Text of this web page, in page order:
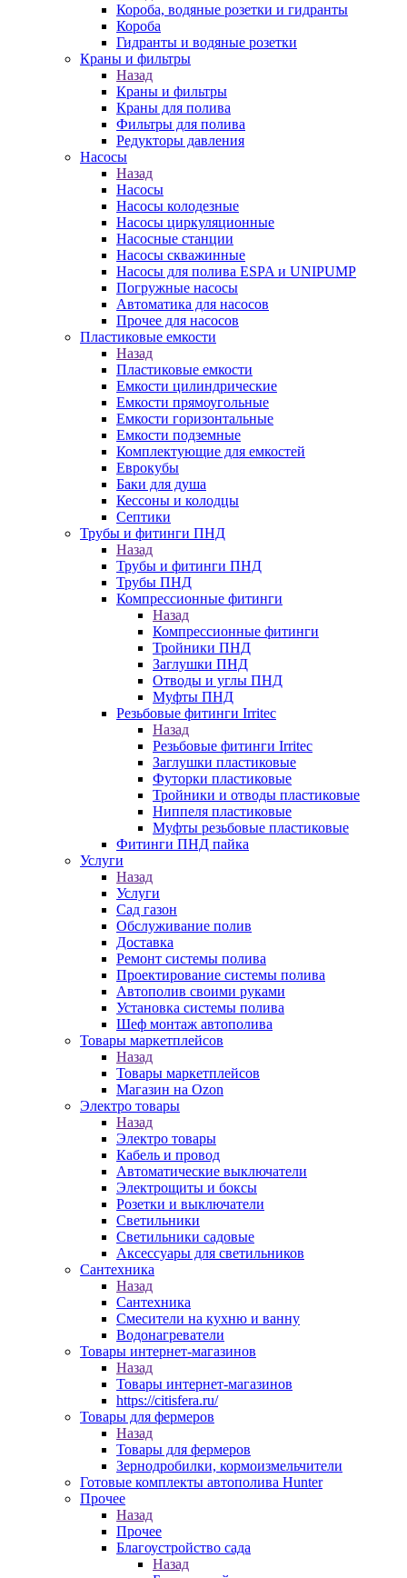
Короба, водяные розетки и гидранты
Короба
Гидранты и водяные розетки
Краны и фильтры
Назад
Краны и фильтры
Краны для полива
Фильтры для полива
Редукторы давления
Насосы
Назад
Насосы
Насосы колодезные
Насосы циркуляционные
Насосные станции
Насосы скважинные
Насосы для полива ESPA и UNIPUMP
Погружные насосы
Автоматика для насосов
Прочее для насосов
Пластиковые емкости
Назад
Пластиковые емкости
Емкости цилиндрические
Емкости прямоугольные
Емкости горизонтальные
Емкости подземные
Комплектующие для емкостей
Еврокубы
Баки для душа
Кессоны и колодцы
Септики
Трубы и фитинги ПНД
Назад
Трубы и фитинги ПНД
Трубы ПНД
Компрессионные фитинги
Назад
Компрессионные фитинги
Тройники ПНД
Заглушки ПНД
Отводы и углы ПНД
Муфты ПНД
Резьбовые фитинги Irritec
Назад
Резьбовые фитинги Irritec
Заглушки пластиковые
Футорки пластиковые
Тройники и отводы пластиковые
Ниппеля пластиковые
Муфты резьбовые пластиковые
Фитинги ПНД пайка
Услуги
Назад
Услуги
Сад газон
Обслуживание полив
Доставка
Ремонт системы полива
Проектирование системы полива
Автополив своими руками
Установка системы полива
Шеф монтаж автополива
Товары маркетплейсов
Назад
Товары маркетплейсов
Магазин на Ozon
Электро товары
Назад
Электро товары
Кабель и провод
Автоматические выключатели
Электрощиты и боксы
Розетки и выключатели
Светильники
Светильники садовые
Аксессуары для светильников
Сантехника
Назад
Сантехника
Смесители на кухню и ванну
Водонагреватели
Товары интернет-магазинов
Назад
Товары интернет-магазинов
https://citisfera.ru/
Товары для фермеров
Назад
Товары для фермеров
Зернодробилки, кормоизмельчители
Готовые комплекты автополива Hunter
Прочее
Назад
Прочее
Благоустройство сада
Назад